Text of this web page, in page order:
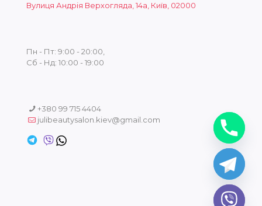
Вулиця Андрія Верхогляда, 14а, Київ, 02000
Пн - Пт: 9:00 - 20:00,
Сб - Нд: 10:00 - 19:00
+380 99 715 4404
julibeautysalon.kiev@gmail.com